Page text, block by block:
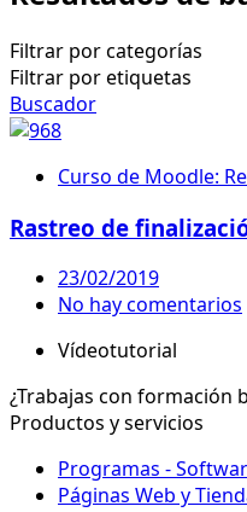
Filtrar por categorías
Filtrar por etiquetas
Buscador
Curso de Moodle:
Rastreo de
23/02/2019
No hay comentarios
Vídeotutorial
¿Trabajas con formación
Productos y servicios
Programas -
Páginas Web y